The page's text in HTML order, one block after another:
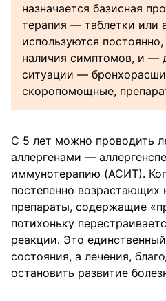
назначается базисная
терапия — таблетки или
используются
наличия симптомов, и —
ситуации —
скоропомощные,
С 5 лет можно проводить
аллергенами —
иммунотерапию (АСИТ).
постепенно возрастающих
препараты, содержащие
потихоньку
реакции. Это
состояния, а лечения,
остановить развитие